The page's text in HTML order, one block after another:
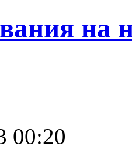
на
00:20